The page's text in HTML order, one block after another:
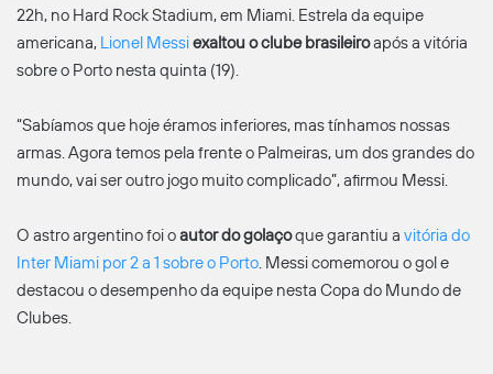
22h, no Hard Rock Stadium, em Miami. Estrela da equipe
americana, Lionel Messiexaltou o clube brasileiroapós a vitória
sobre o Porto nesta quinta (19).
“Sabíamos que hoje éramos inferiores, mas tínhamos nossas
armas. Agora temos pela frente o Palmeiras, um dos grandes do
mundo, vai ser outro jogo muito complicado”, afirmou Messi.
O astro argentino foi oautor do golaçoque garantiu a vitória do
Inter Miami por 2 a 1 sobre o Porto. Messi comemorou o gol e
destacou o desempenho da equipe nesta Copa do Mundo de
Clubes.